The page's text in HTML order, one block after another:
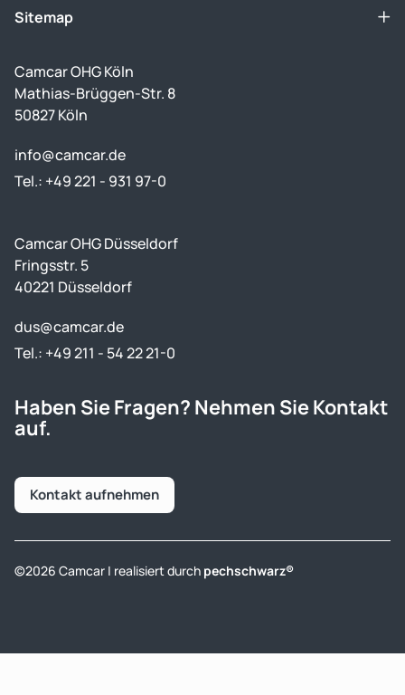
Sitemap
Camcar OHG Köln
Mathias-Brüggen-Str. 8
50827 Köln
info@camcar.de
Tel.: +49 221 - 931 97-0
Camcar OHG Düsseldorf
Fringsstr. 5
40221 Düsseldorf
dus@camcar.de
Tel.: +49 211 - 54 22 21-0
Haben Sie Fragen? Nehmen Sie Kontakt
auf.
Kontakt aufnehmen
©2026 Camcar | realisiert durch pechschwarz®